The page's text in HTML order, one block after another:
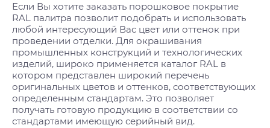
Если Вы хотите заказать порошковое покрытие
RAL палитра позволит подобрать и использовать
любой интересующий Вас цвет или оттенок при
проведении отделки. Для окрашивания
промышленных конструкций и технологических
изделий, широко применяется каталог RAL в
котором представлен широкий перечень
оригинальных цветов и оттенков, соответствующих
определенным стандартам. Это позволяет
получать готовую продукцию в соответствии со
стандартами имеющую серийный вид.